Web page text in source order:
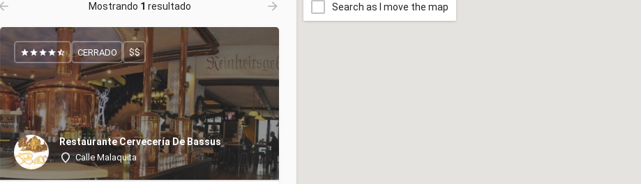
Mostrando 1 resultado
Restaurante Cervecería De Bassus
Calle Malaquita
CERRADO $$
Search as I move the map